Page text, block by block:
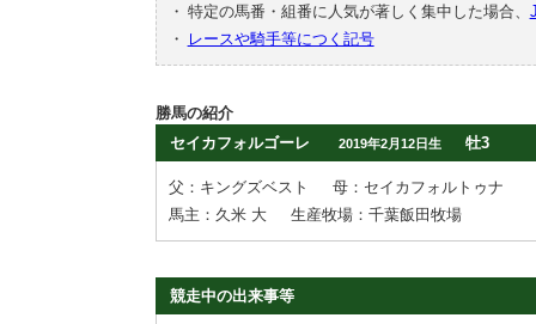
・ 特定の馬番・組番に人気が著しく集中した場合、
・
レースや騎手等につく記号
勝馬の紹介
セイカフォルゴーレ
2019年2月12日生 牡3
父：キングズベスト
母：セイカフォルトゥナ
馬主：久米 大
生産牧場：千葉飯田牧場
競走中の出来事等